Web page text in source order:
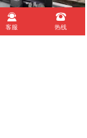
끤
客服
뀰
热线